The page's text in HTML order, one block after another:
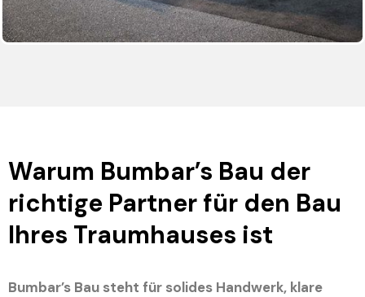
Warum Bumbar’s Bau der
richtige Partner für den Bau
Ihres Traumhauses ist
Bumbar’s Bau steht für solides Handwerk, klare